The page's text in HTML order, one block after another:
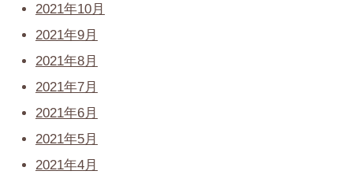
2021年10月
2021年9月
2021年8月
2021年7月
2021年6月
2021年5月
2021年4月